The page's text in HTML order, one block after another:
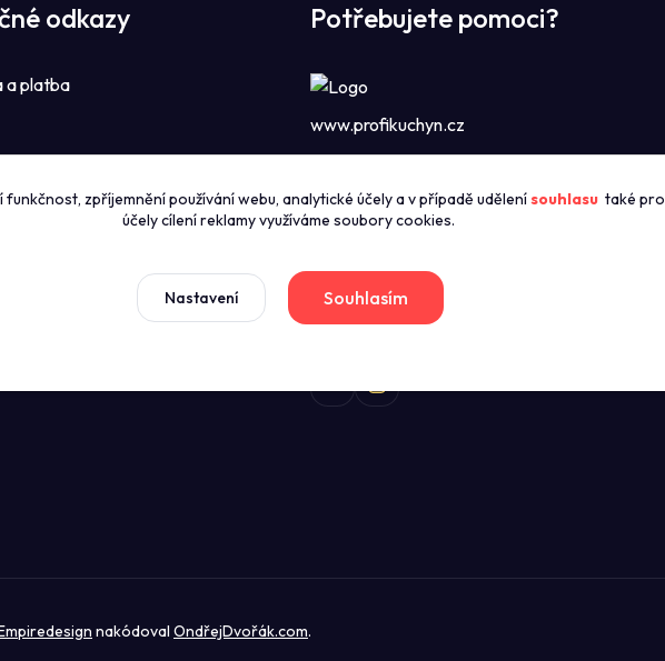
odkazy
a platba
zákazníky
Potřebujete pomoci?
www.profikuchyn.cz
+420774421626
sales@profikuchyn.cz
nakódoval OndřejDvořák.com.
funkčnost, zpříjemnění používání webu, analytické účely a v případě udělenísouhlasu také pro
účely cílení reklamy využíváme soubory cookies.
Nastavení Souhlasím